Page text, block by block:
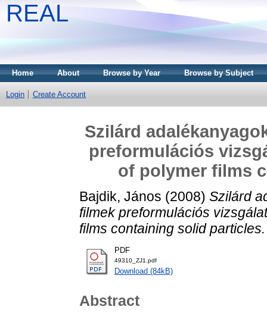
REAL
Home About Browse by Year Browse by Subject
Login Create Account
Szilárd
preformulációs
of polymer films
Bajdik, János (2008) Szilárd
filmek preformulációs
films containing solid particles.
PDF
49310_ZJ1.pdf
Download (84kB)
Abstract